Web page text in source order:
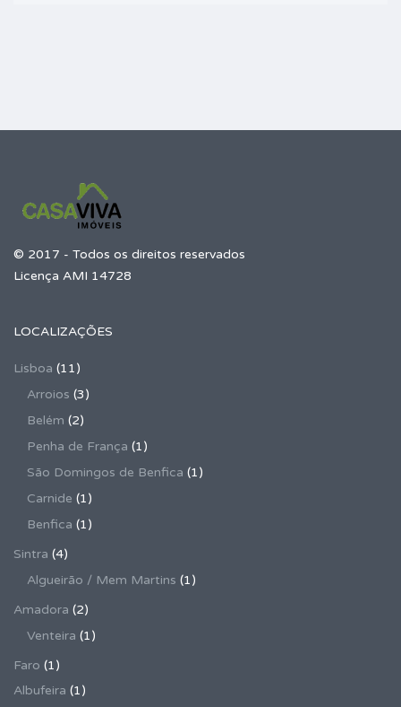
© 2017 - Todos os direitos reservados
Licença AMI 14728
LOCALIZAÇÕES
Lisboa (11)
Arroios (3)
Belém (2)
Penha de França (1)
São Domingos de Benfica (1)
Carnide (1)
Benfica (1)
Sintra (4)
Algueirão / Mem Martins (1)
Amadora (2)
Venteira (1)
Faro (1)
Albufeira (1)